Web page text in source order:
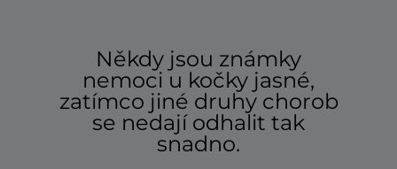
Někdy jsou známky
nemoci u kočky jasné,
zatímco jiné druhy chorob
se nedají odhalit tak
snadno.